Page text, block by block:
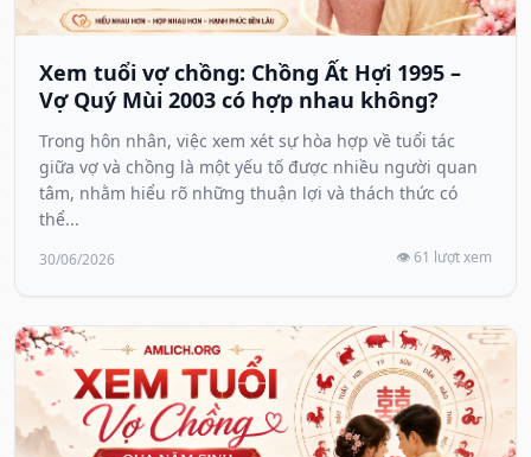
Xem tuổi vợ chồng: Chồng Ất Hợi 1995 –
Vợ Quý Mùi 2003 có hợp nhau không?
Trong hôn nhân, việc xem xét sự hòa hợp về tuổi tác
giữa vợ và chồng là một yếu tố được nhiều người quan
tâm, nhằm hiểu rõ những thuận lợi và thách thức có
thể...
30/06/2026 👁️ 61 lượt xem